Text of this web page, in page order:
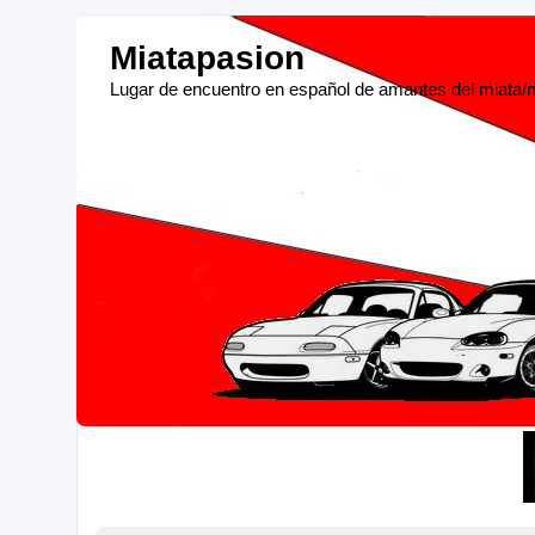
Miatapasion
Lugar de encuentro en español de amantes del miata/